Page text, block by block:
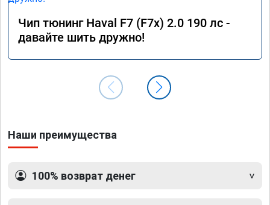
Чип тюнинг Haval F7 (F7x) 2.0 190 лс -
давайте шить дружно!
Наши преимущества
100% возврат денег